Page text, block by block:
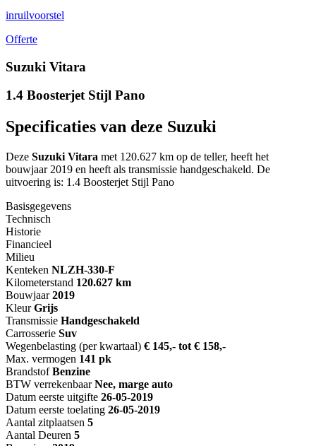
inruilvoorstel
Offerte
Suzuki Vitara
1.4 Boosterjet Stijl Pano
Specificaties van deze Suzuki
Deze Suzuki Vitara met 120.627 km op de teller, heeft het
bouwjaar 2019 en heeft als transmissie handgeschakeld. De
uitvoering is: 1.4 Boosterjet Stijl Pano
Basisgegevens
Technisch
Historie
Financieel
Milieu
Kenteken NLZH-330-F
Kilometerstand 120.627 km
Bouwjaar 2019
Kleur Grijs
Transmissie Handgeschakeld
Carrosserie Suv
Wegenbelasting (per kwartaal) € 145,- tot € 158,-
Max. vermogen 141 pk
Brandstof Benzine
BTW verrekenbaar Nee, marge auto
Datum eerste uitgifte 26-05-2019
Datum eerste toelating 26-05-2019
Aantal zitplaatsen 5
Aantal Deuren 5